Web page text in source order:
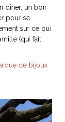
dîner, un bon
pour se
sur ce qui
(qui fait
de bijoux